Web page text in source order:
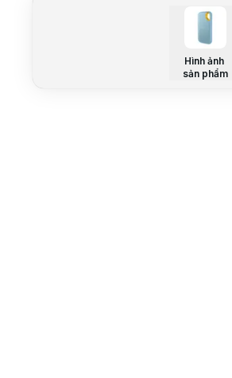
Hình ảnh
sản phẩm